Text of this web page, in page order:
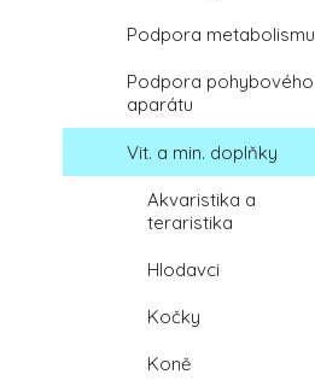
Podpora metabolismu
Podpora pohybového
aparátu
Vit. a min. doplňky
Akvaristika a
teraristika
Hlodavci
Kočky
Koně